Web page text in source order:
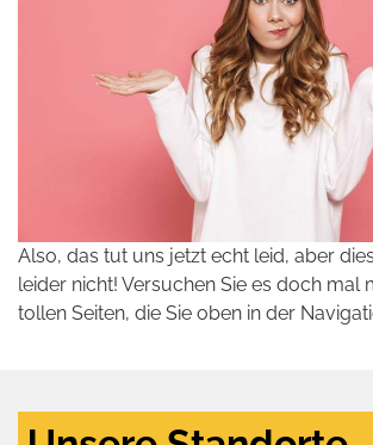
Also, das tut uns jetzt echt leid, aber
leider nicht! Versuchen Sie es doch mal
tollen Seiten, die Sie oben in der